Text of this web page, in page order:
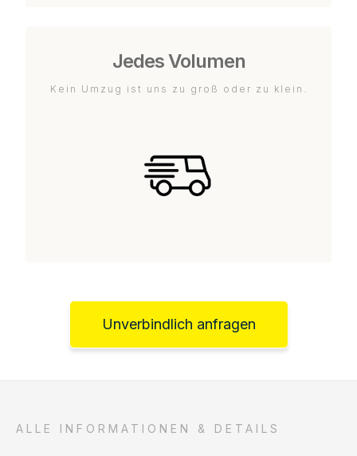
Jedes Volumen
Kein Umzug ist uns zu groß oder zu klein.
Unverbindlich anfragen
ALLE INFORMATIONEN & DETAILS